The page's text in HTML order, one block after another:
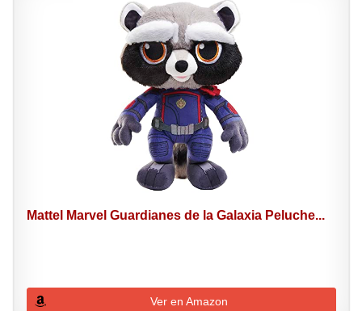
Mattel Marvel Guardianes de la Galaxia Peluche...
Ver en Amazon